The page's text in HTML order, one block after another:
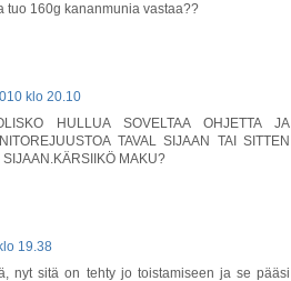
tuo 160g kananmunia vastaa??
klo 20.10
HULLUA SOVELTAA OHJETTA JA
TAVAL SIJAAN TAI SITTEN
MAKU?
19.38
nyt sitä on tehty jo toistamiseen ja se pääsi